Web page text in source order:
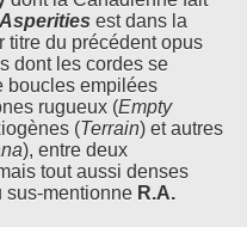
Asperities est dans la
titre du précédent opus
dont les cordes se
boucles empilées
rugueux (Empty
(Terrain) et autres
), entre deux
tout aussi denses
sus-mentionne R.A.